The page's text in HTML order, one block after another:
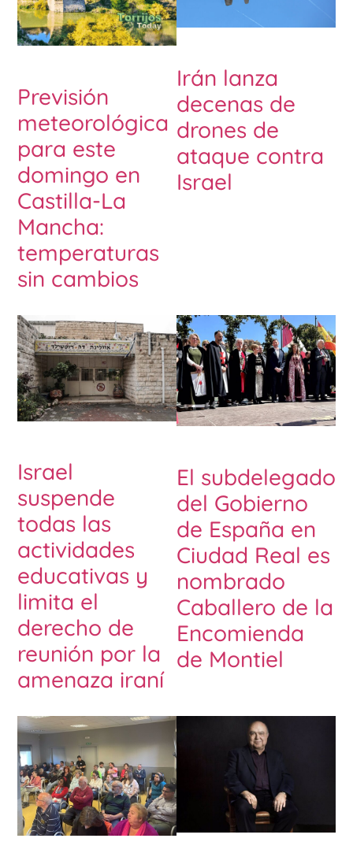
Previsión
meteorológica
para este
domingo en
Castilla-La
Mancha:
temperaturas
sin cambios
Irán lanza
decenas de
drones de
ataque contra
Israel
Israel
suspende
todas las
actividades
educativas y
limita el
derecho de
reunión por la
amenaza iraní
El subdelegado
del Gobierno
de España en
Ciudad Real es
nombrado
Caballero de la
Encomienda
de Montiel